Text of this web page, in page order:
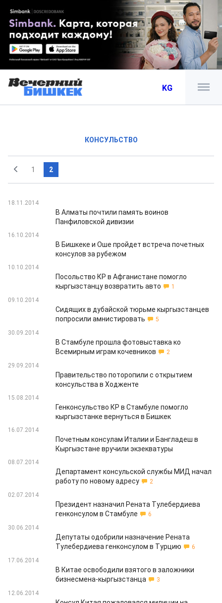
KG
КОНСУЛЬСТВО
1 2
18.11.2014
В Алматы почтили память воинов
Панфиловской дивизии
16.10.2014
В Бишкеке и Оше пройдет встреча почетных
консулов за рубежом
10.10.2014
Посольство КР в Афганистане помогло
кыргызстанцу возвратить авто
1
09.10.2014
Сидящих в дубайской тюрьме кыргызстанцев
попросили амнистировать
5
30.09.2014
В Стамбуле прошла фотовыставка ко
Всемирным играм кочевников
2
29.09.2014
Правительство поторопили с открытием
консульства в Ходженте
15.08.2014
Генконсульство КР в Стамбуле помогло
кыргызстанке вернуться в Бишкек
16.07.2014
Почетным консулам Италии и Бангладеш в
Кыргызстане вручили экзекватуры
08.07.2014
Департамент консульской службы МИД начал
работу по новому адресу
2
02.07.2014
Президент назначил Рената Тулебердиева
генконсулом в Стамбуле
6
30.06.2014
Депутаты одобрили назначение Рената
Тулебердиева генконсулом в Турцию
6
17.06.2014
В Китае освободили взятого в заложники
бизнесмена-кыргызстанца
3
12.06.2014